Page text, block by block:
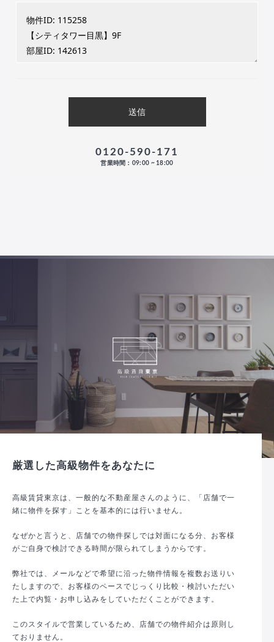
0120-590-171
営業時間：09:00 ~ 18:00
厳選した高級物件をあなたに
高級賃貸東京は、一般的な不動産屋さんのように、「店舗で一
緒に物件を探す」ことを基本的には行いません。
なぜかと言うと、店舗での物件探しでは対面になる分、お客様
がご自身で検討できる時間が限られてしまうからです。
弊社では、メールなどで希望に沿った物件情報を複数お送りい
たしますので、お客様のペースでじっくり比較・検討いただい
た上で内覧・お申し込みをしていただくことができます。
このスタイルで営業しているため、店舗での物件紹介は原則し
ておりません。